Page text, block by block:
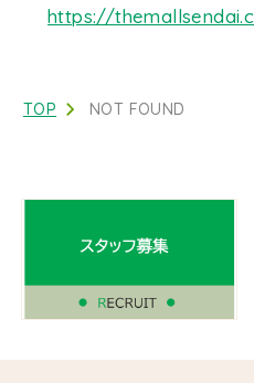
https://
TOP NOT FOUND